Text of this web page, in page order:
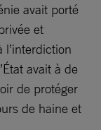
avait porté
et
l’interdiction
avait à de
de protéger
de haine et